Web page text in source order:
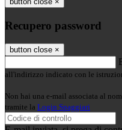
Recupero password
button close ×
all'indirizzo indicato con le
Non hai una e-mail associata al
tramite la Login Spaggiari